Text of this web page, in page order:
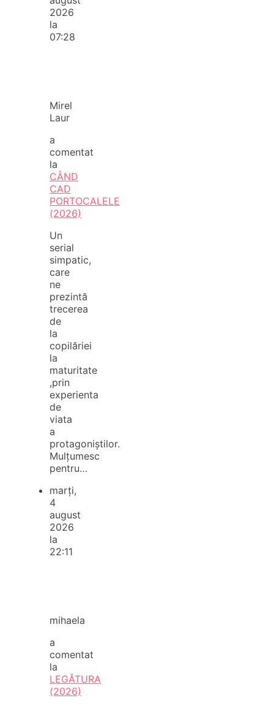
2026
la
07:28
Mirel
Laur
a
comentat
la
CÂND
CAD
PORTOCALELE
(2026)
Un
serial
simpatic,
care
ne
prezintă
trecerea
de
la
copilăriei
la
maturitate
,prin
experienta
de
viata
a
protagoniștilor.
Mulțumesc
pentru…
marți,
4
august
2026
la
22:11
mihaela
a
comentat
la
LEGĂTURA
(2026)